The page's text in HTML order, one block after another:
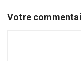
Votre